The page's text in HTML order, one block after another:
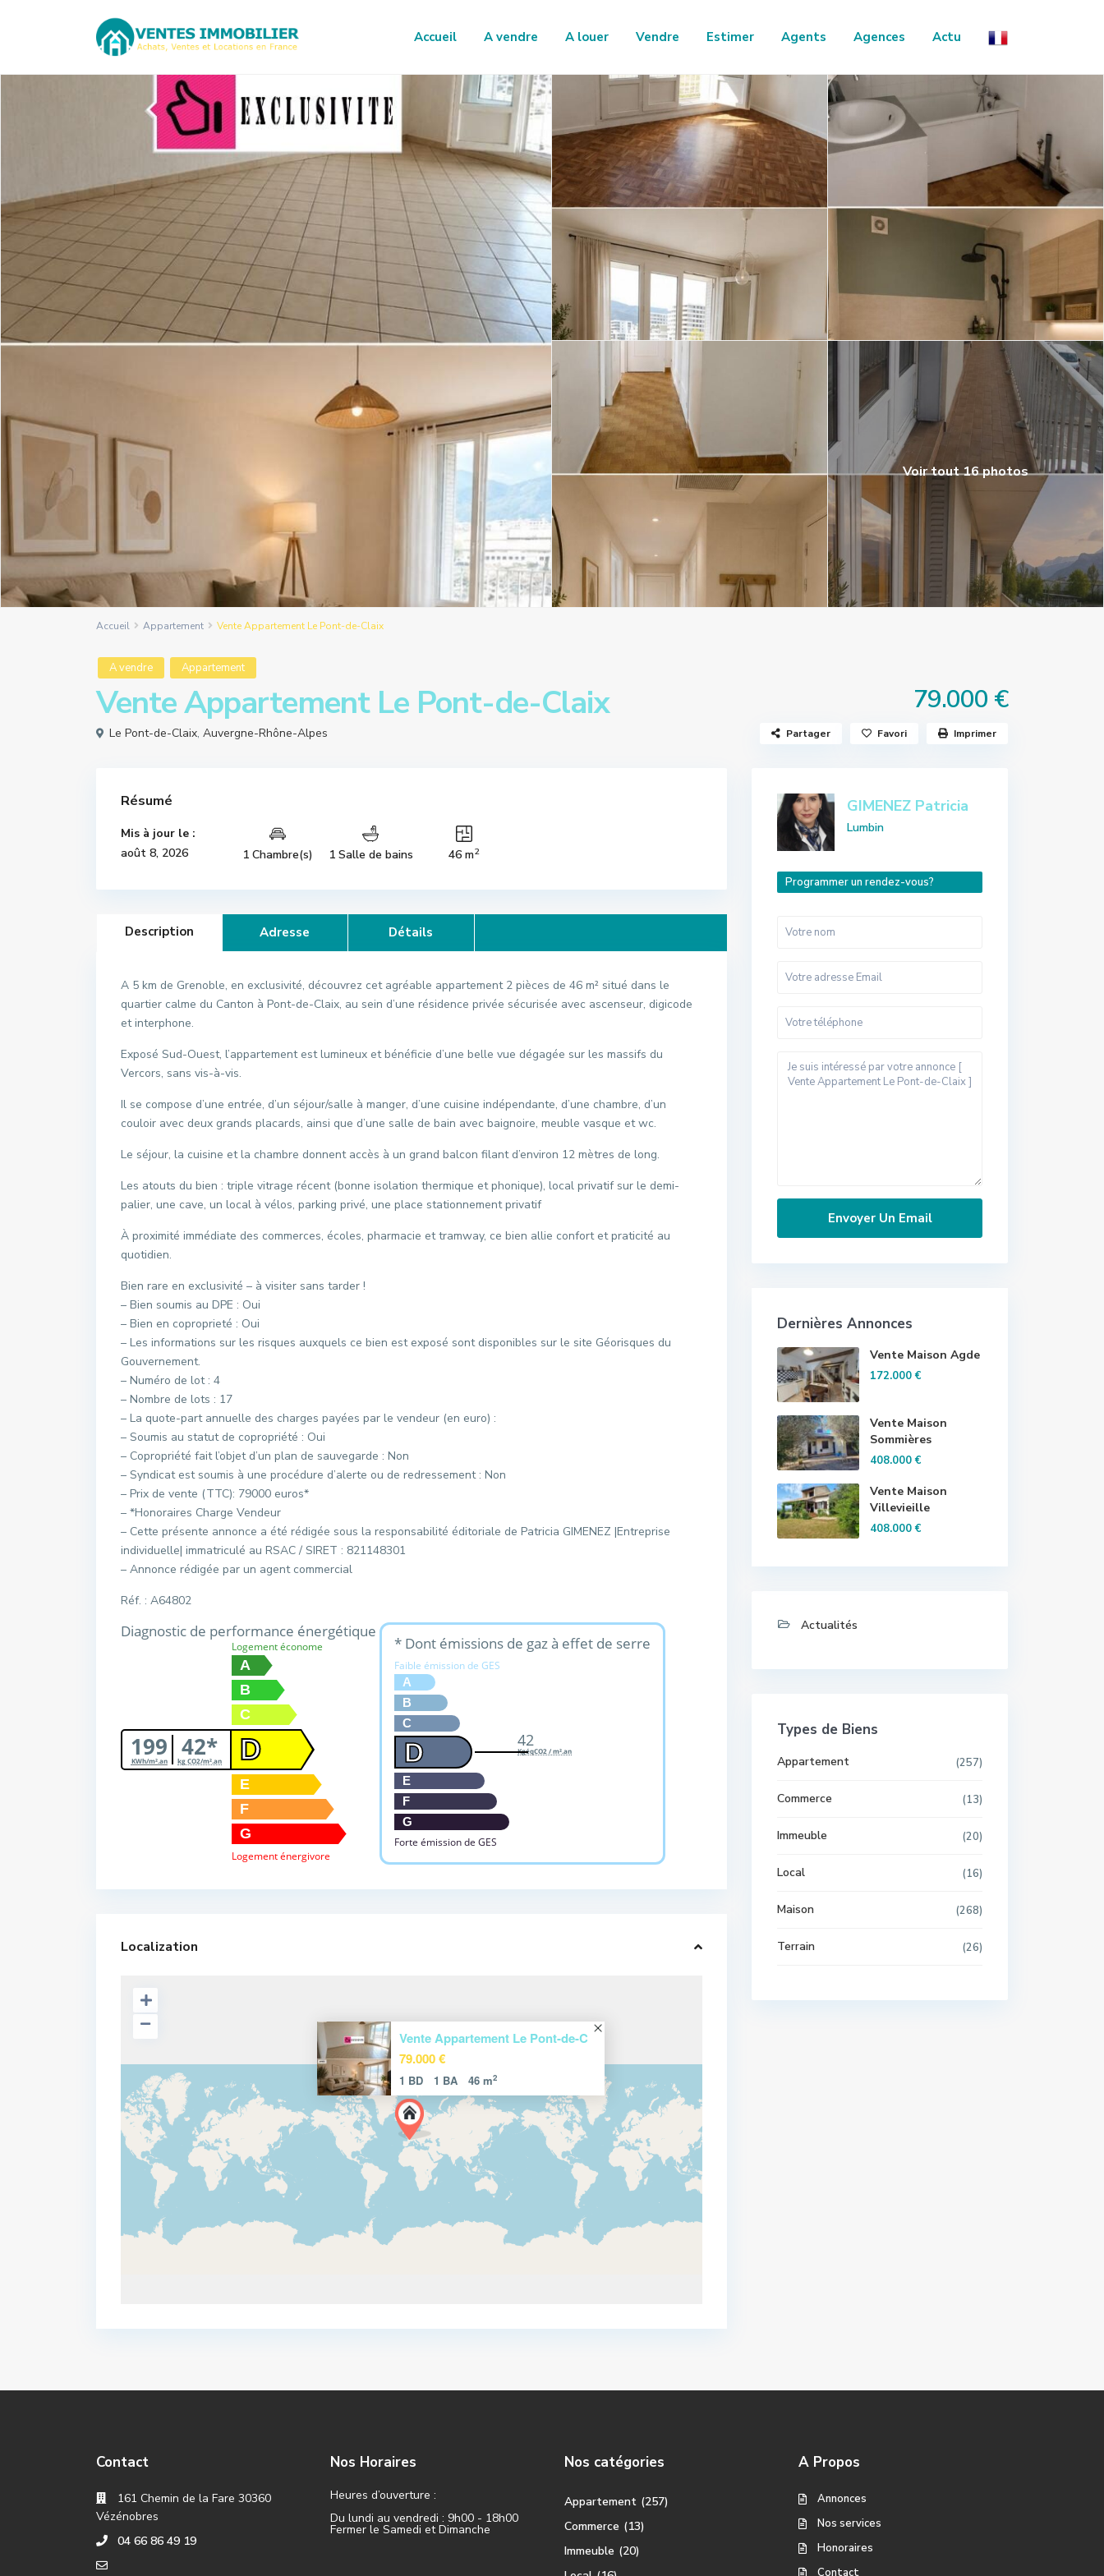
Accueil A vendre A louer Vendre Estimer Agents Agences Actu
Voir tout 16 photos
Accueil Appartement Vente Appartement Le Pont-de-Claix
A vendre Appartement
Vente Appartement Le Pont-de-Claix 79.000 €
Le Pont-de-Claix, Auvergne-Rhône-Alpes Partager Favori Imprimer
Résumé
Mis à jour le :
août 8, 2026
1 Chambre(s) 1 Salle de bains 46 m2
Description Adresse Détails
A 5 km de Grenoble, en exclusivité, découvrez cet agréable appartement 2 pièces de 46 m² situé dans le
quartier calme du Canton à Pont-de-Claix, au sein d’une résidence privée sécurisée avec ascenseur, digicode
et interphone.
Exposé Sud-Ouest, l’appartement est lumineux et bénéficie d’une belle vue dégagée sur les massifs du
Vercors, sans vis-à-vis.
Il se compose d’une entrée, d’un séjour/salle à manger, d’une cuisine indépendante, d’une chambre, d’un
couloir avec deux grands placards, ainsi que d’une salle de bain avec baignoire, meuble vasque et wc.
Le séjour, la cuisine et la chambre donnent accès à un grand balcon filant d’environ 12 mètres de long.
Les atouts du bien : triple vitrage récent (bonne isolation thermique et phonique), local privatif sur le demi-
palier, une cave, un local à vélos, parking privé, une place stationnement privatif
À proximité immédiate des commerces, écoles, pharmacie et tramway, ce bien allie confort et praticité au
quotidien.
Bien rare en exclusivité – à visiter sans tarder !
– Bien soumis au DPE : Oui
– Bien en coproprieté : Oui
– Les informations sur les risques auxquels ce bien est exposé sont disponibles sur le site Géorisques du
Gouvernement.
– Numéro de lot : 4
– Nombre de lots : 17
– La quote-part annuelle des charges payées par le vendeur (en euro) :
– Soumis au statut de copropriété : Oui
– Copropriété fait l’objet d’un plan de sauvegarde : Non
– Syndicat est soumis à une procédure d’alerte ou de redressement : Non
– Prix de vente (TTC): 79000 euros*
– *Honoraires Charge Vendeur
– Cette présente annonce a été rédigée sous la responsabilité éditoriale de Patricia GIMENEZ |Entreprise
individuelle| immatriculé au RSAC / SIRET : 821148301
– Annonce rédigée par un agent commercial
Réf. : A64802
Diagnostic de performance énergétique
199
KWh/m².an 42*
kg CO2/m².an
Logement économe
A
B
C
D
E
F
G
Logement énergivore
* Dont émissions de gaz à effet de serre
Faible émission de GES
A
B
C
D
E
F
G
Forte émission de GES
42
KgéqCO2 / m².an
Localization
Vente Appartement Le Pont-de-C
79.000 €
1 BD 1 BA 46 m2
GIMENEZ Patricia
Lumbin
Programmer un rendez-vous?
Dernières Annonces
Vente Maison Agde
172.000 €
Vente Maison
Sommières
408.000 €
Vente Maison
Villevieille
408.000 €
Actualités
Types de Biens
Appartement (257)
Commerce (13)
Immeuble (20)
Local (16)
Maison (268)
Terrain (26)
Contact
161 Chemin de la Fare 30360
Vézénobres
04 66 86 49 19
Nos Horaires
Heures d’ouverture :
Du lundi au vendredi : 9h00 - 18h00
Fermer le Samedi et Dimanche
Nos catégories
Appartement (257)
Commerce (13)
Immeuble (20)
A Propos
Annonces
Nos services
Honoraires
Contact